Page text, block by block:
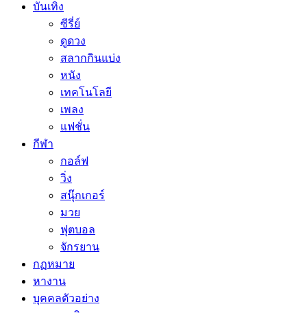
บันเทิง
ซีรี่ย์
ดูดวง
สลากกินแบ่ง
หนัง
เทคโนโลยี
เพลง
แฟชั่น
กีฬา
กอล์ฟ
วิ่ง
สนุ๊กเกอร์
มวย
ฟุตบอล
จักรยาน
กฏหมาย
หางาน
บุคคลตัวอย่าง